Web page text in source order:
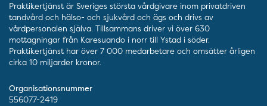
Praktikertjänst är Sveriges största vårdgivare inom privatdriven
tandvård och hälso- och sjukvård och ägs och drivs av
vårdpersonalen själva. Tillsammans driver vi över 630
mottagningar från Karesuando i norr till Ystad i söder.
Praktikertjänst har över 7 000 medarbetare och omsätter årligen
cirka 10 miljarder kronor.
Organisationsnummer
556077-2419